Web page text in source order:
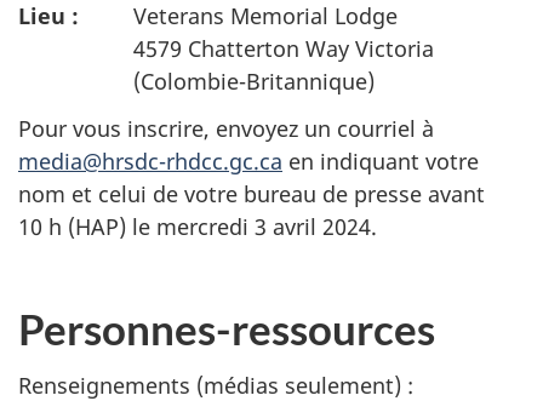
Lieu : Veterans Memorial Lodge
4579 Chatterton Way Victoria
(Colombie-Britannique)
Pour vous inscrire, envoyez un courriel à
media@hrsdc-rhdcc.gc.ca en indiquant votre
nom et celui de votre bureau de presse avant
10 h (HAP) le mercredi 3 avril 2024.
Personnes-ressources
Renseignements (médias seulement) :